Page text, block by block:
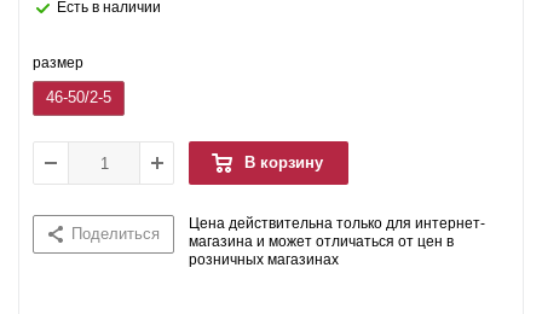
Есть в наличии
размер
46-50/2-5
В корзину
Поделиться
Цена действительна только для интернет-
магазина и может отличаться от цен в
розничных магазинах